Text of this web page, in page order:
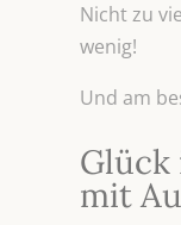
Nicht zu
wenig!
Und am
mit